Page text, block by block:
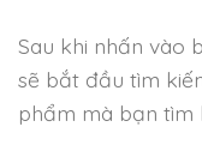
Sau khi nhấn vào
sẽ bắt đầu tìm
phẩm mà bạn tìm